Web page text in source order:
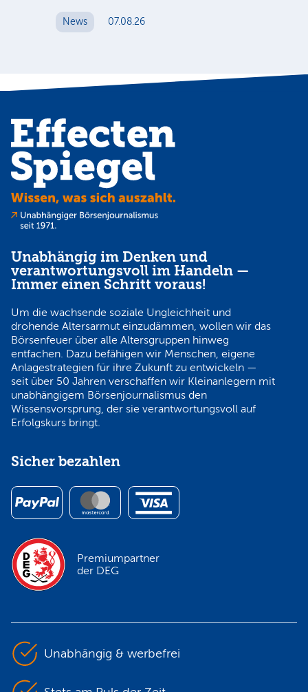
News 07.08.26
Unabhängig im Denken und
verantwortungsvoll im Handeln —
Immer einen Schritt voraus!
Um die wachsende soziale Ungleichheit und
drohende Altersarmut einzudämmen, wollen wir das
Börsenfeuer über alle Altersgruppen hinweg
entfachen. Dazu befähigen wir Menschen, eigene
Anlagestrategien für ihre Zukunft zu entwickeln —
seit über 50 Jahren verschaffen wir Kleinanlegern mit
unabhängigem Börsenjournalismus den
Wissensvorsprung, der sie verantwortungsvoll auf
Erfolgskurs bringt.
Sicher bezahlen
Premiumpartner
der DEG
Unabhängig & werbefrei